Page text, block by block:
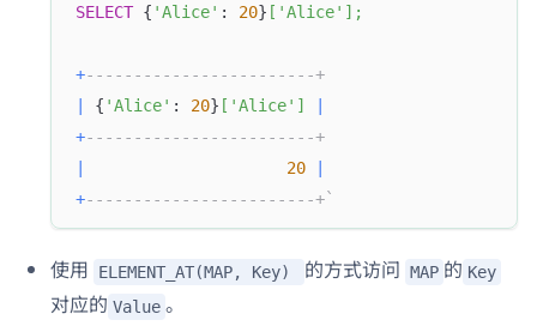
SELECT { 'Alice' : 20} [ 'Alice' ] ;
+------------------------+
{ 'Alice' : 20} [ 'Alice' ]
+------------------------+
20
+------------------------+`
使用 ELEMENT_AT(MAP, Key) 的方式访问 MAP 的 Key
对应的 Value 。